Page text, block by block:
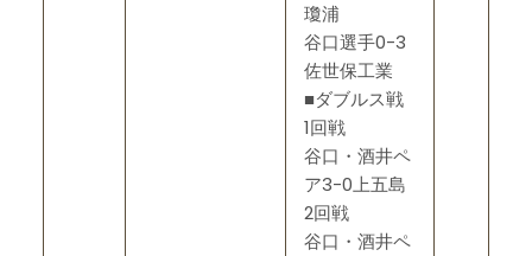
瓊浦
谷口選手0-3
佐世保工業
■ダブルス戦
1回戦
谷口・酒井ペ
ア3-0上五島
2回戦
谷口・酒井ペ